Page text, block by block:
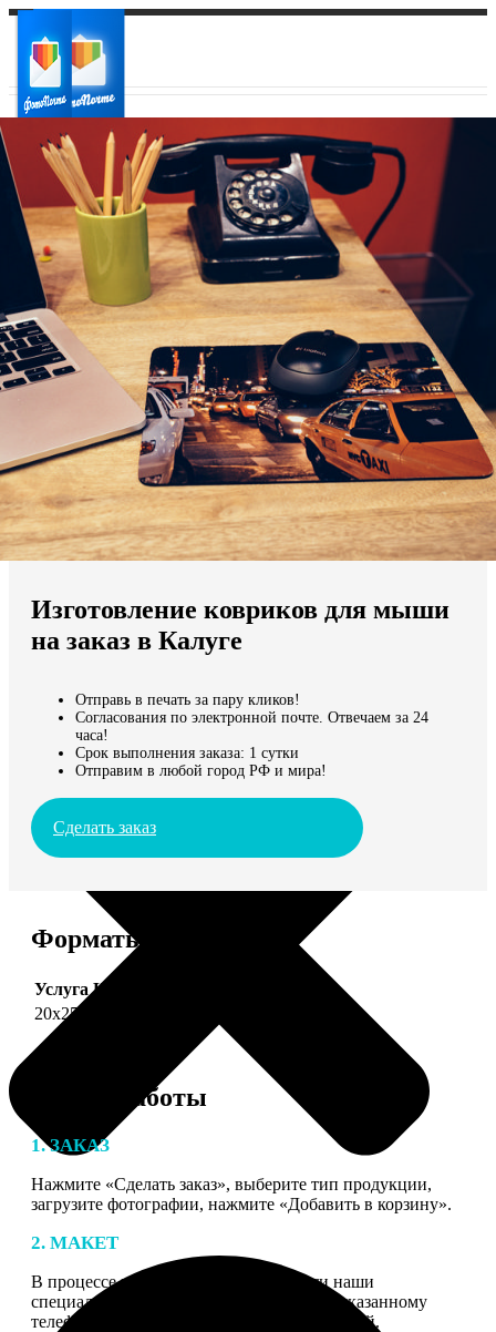
Ваш город:
Ваш регион доставки
Выберите из списка:
Мы доставляем по всему миру
Продолжить без города
Изготовление ковриков для мыши
на заказ в Калуге
Отправь в печать за пару кликов!
Согласования по электронной почте. Отвечаем за 24
часа!
Срок выполнения заказа: 1 сутки
Отправим в любой город РФ и мира!
Сделать заказ
Форматы и цены
Услуга Цена, руб.
20х25
Этапы работы
1. ЗАКАЗ
Нажмите «Сделать заказ», выберите тип продукции,
загрузите фотографии, нажмите «Добавить в корзину».
2. МАКЕТ
В процессе подготовки заказа к печати наши
специалисты могут связаться с Вами по указанному
телефону или email для согласования деталей.